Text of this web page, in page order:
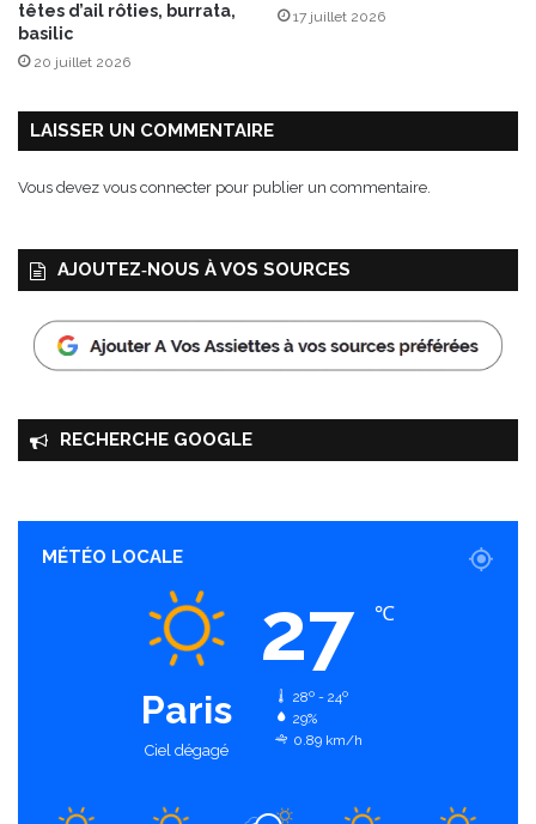
têtes d’ail rôties, burrata,
basilic
20 juillet 2026
17 juillet 2026
LAISSER UN COMMENTAIRE
Vous devez vous connecter pour publier un commentaire.
AJOUTEZ‑NOUS À VOS SOURCES
RECHERCHE GOOGLE
MÉTÉO LOCALE
Paris
Ciel dégagé
27 ℃
28º - 24º
29%
0.89 km/h